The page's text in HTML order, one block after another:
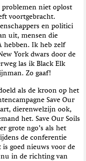
niet oplost
voortgebracht.
en politici
uit, mensen die
hebben. Ik heb zelf
York dwars door de
las ik Black Elk
Zo gaaf!
als de kroon op het
Save Our
dierenwelzijn ook,
het. Save Our Soils
grote ngo’s als het
de conferentie
goed nieuws voor de
nu in de richting van